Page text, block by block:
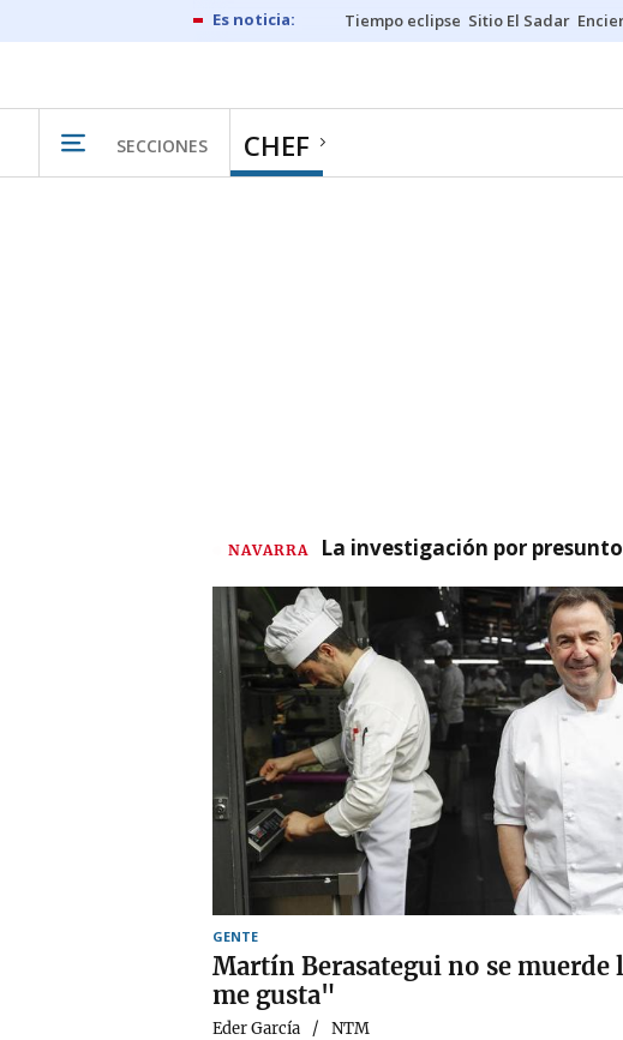
Tiempo eclipse Sitio El Sadar
SECCIONES CHEF
NAVARRA La investigación por
GENTE
Martín Berasategui no se muerde
me gusta"
Eder García NTM